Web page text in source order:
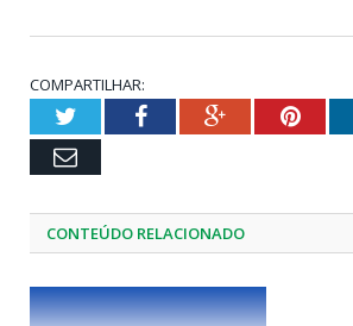
COMPARTILHAR:
TwitterFacebookGoogle+
Email
CONTEÚDO RELACIONADO